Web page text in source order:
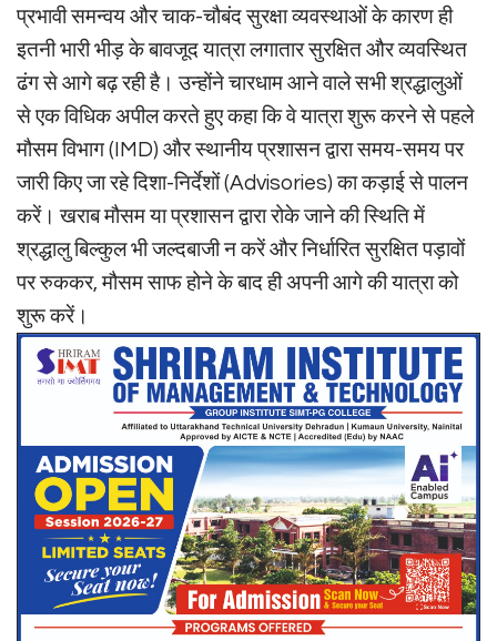
प्रभावी समन्वय और चाक-चौबंद सुरक्षा व्यवस्थाओं के कारण ही
इतनी भारी भीड़ के बावजूद यात्रा लगातार सुरक्षित और व्यवस्थित
ढंग से आगे बढ़ रही है। उन्होंने चारधाम आने वाले सभी श्रद्धालुओं
से एक विधिक अपील करते हुए कहा कि वे यात्रा शुरू करने से पहले
मौसम विभाग (IMD) और स्थानीय प्रशासन द्वारा समय-समय पर
जारी किए जा रहे दिशा-निर्देशों (Advisories) का कड़ाई से पालन
करें। खराब मौसम या प्रशासन द्वारा रोके जाने की स्थिति में
श्रद्धालु बिल्कुल भी जल्दबाजी न करें और निर्धारित सुरक्षित पड़ावों
पर रुककर, मौसम साफ होने के बाद ही अपनी आगे की यात्रा को
शुरू करें।